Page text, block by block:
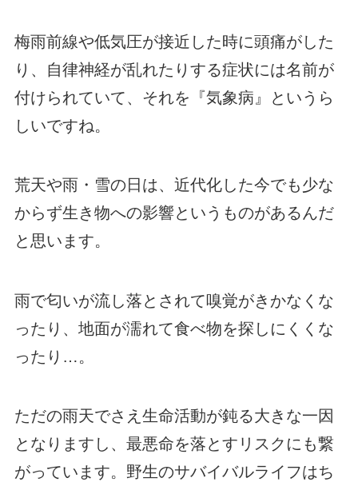
梅雨前線や低気圧が接近した時に頭痛がした
り、自律神経が乱れたりする症状には名前が
付けられていて、それを『気象病』というら
しいですね。
荒天や雨・雪の日は、近代化した今でも少な
からず生き物への影響というものがあるんだ
と思います。
雨で匂いが流し落とされて嗅覚がきかなくな
ったり、地面が濡れて食べ物を探しにくくな
ったり…。
ただの雨天でさえ生命活動が鈍る大きな一因
となりますし、最悪命を落とすリスクにも繋
がっています。野生のサバイバルライフはち